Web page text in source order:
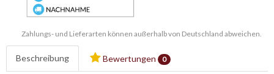
Zahlungs- und Lieferarten können außerhalb von Deutschland abweichen.
Beschreibung Bewertungen 0